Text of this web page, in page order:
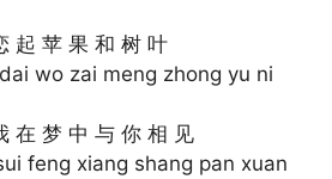
起 苹 果 和 树 叶
wo zai meng zhong yu ni
在 梦 中 与 你 相 见
feng xiang shang pan xuan